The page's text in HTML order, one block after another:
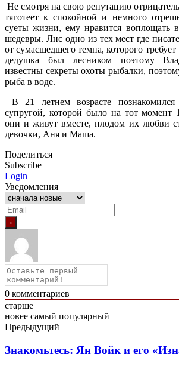
Не смотря на свою репутацию
тяготеет к спокойной и немного
суеты жизни, ему нравится воплощать
шедевры. Лнс одно из тех мест где
от сумасшедшего темпа, которого
дедушка был лесником поэтому
известны секреты охоты рыбалки,
рыба в воде.
В 21 летнем возрасте
супругой, которой было на тот момент
они и живут вместе, плодом их любви
девочки, Аня и Маша.
Поделиться
Subscribe
Login
Уведомления
0 комментариев
старше
новее самый популярный
Предыдущий
Знакомьтесь: Ян Войк и его